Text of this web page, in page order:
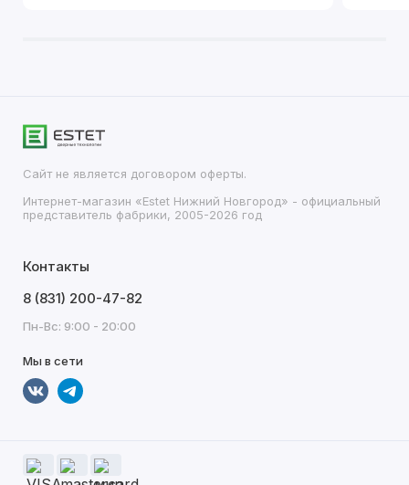
Сайт не является договором оферты.
Интернет-магазин «Estet Нижний Новгород» - официальный
представитель фабрики, 2005-2026 год
Контакты
8 (831) 200-47-82
Пн-Вс: 9:00 - 20:00
Мы в сети